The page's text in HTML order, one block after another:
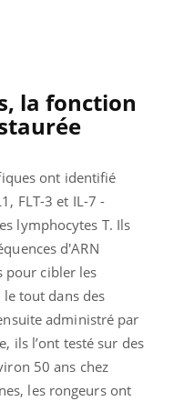
la fonction
ont identifié
FLT-3 et IL-7 -
lymphocytes T. Ils
d'ARN
pour cibler les
tout dans des
administré par
ils l’ont testé sur des
50 ans chez
les rongeurs ont